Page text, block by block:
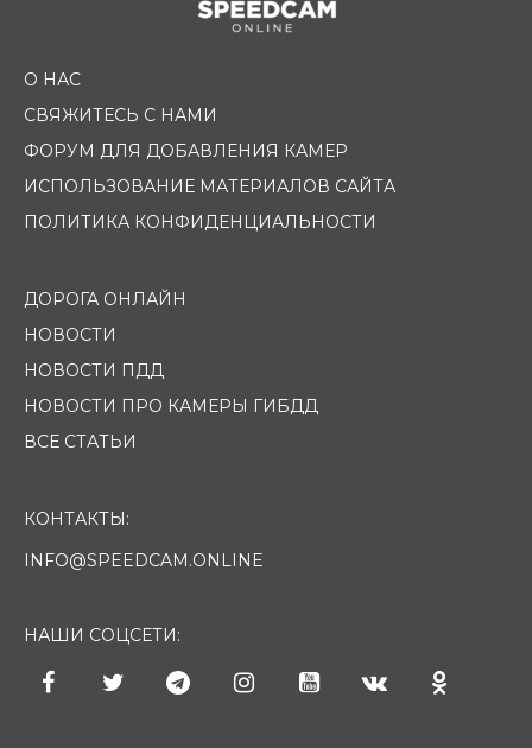
О НАС
СВЯЖИТЕСЬ С НАМИ
ФОРУМ ДЛЯ ДОБАВЛЕНИЯ КАМЕР
ИСПОЛЬЗОВАНИЕ МАТЕРИАЛОВ САЙТА
ПОЛИТИКА КОНФИДЕНЦИАЛЬНОСТИ
ДОРОГА ОНЛАЙН
НОВОСТИ
НОВОСТИ ПДД
НОВОСТИ ПРО КАМЕРЫ ГИБДД
ВСЕ СТАТЬИ
КОНТАКТЫ:
INFO@SPEEDCAM.ONLINE
НАШИ СОЦСЕТИ: